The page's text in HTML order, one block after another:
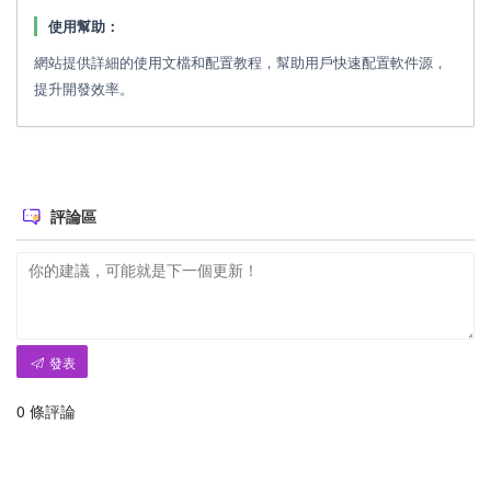
使用幫助：
網站提供詳細的使用文檔和配置教程，幫助用戶快速配置軟件源，
提升開發效率。
評論區
發表
0 條評論